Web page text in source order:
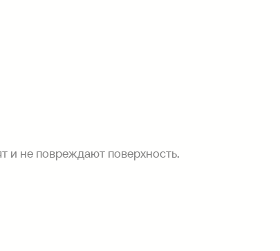
и не повреждают поверхность.